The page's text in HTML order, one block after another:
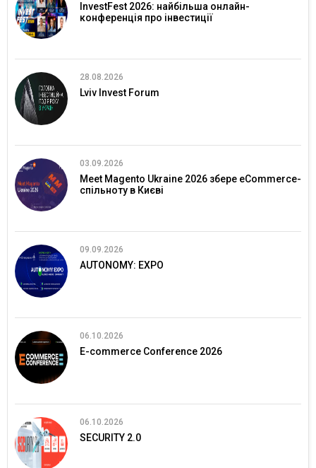
InvestFest 2026: найбільша онлайн-
конференція про інвестиції
28.08.2026
Lviv Invest Forum
03.09.2026
Meet Magento Ukraine 2026 збере eCommerce-
спільноту в Києві
09.09.2026
AUTONOMY: EXPO
06.10.2026
E-commerce Conference 2026
06.10.2026
SECURITY 2.0